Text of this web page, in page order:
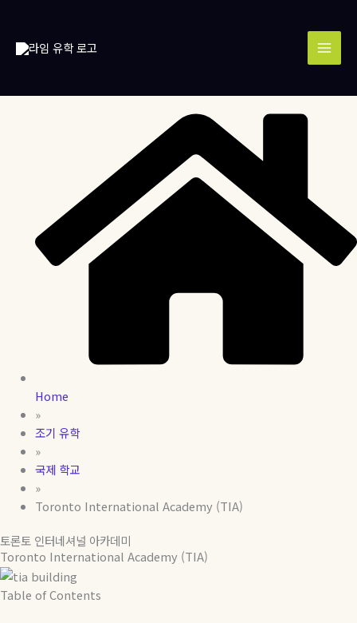
너
Home
»
조기 유학
»
국제 학교
»
Toronto International Academy (TIA)
토론토 인터네셔널 아카데미
Toronto International Academy (TIA)
Table of Contents